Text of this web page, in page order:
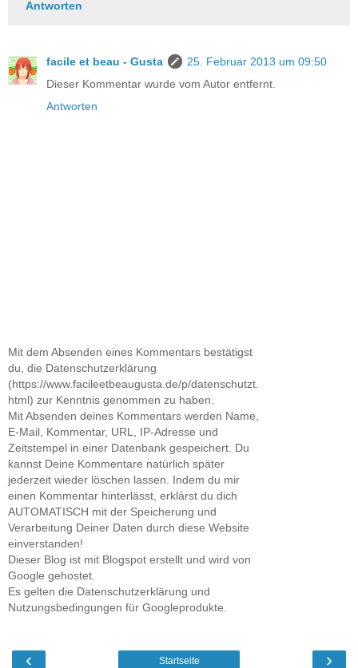
Antworten
facile et beau - Gusta
25. Februar 2013 um 09:50
Dieser Kommentar wurde vom Autor entfernt.
Antworten
Mit dem Absenden eines Kommentars bestätigst
du, die Datenschutzerklärung
(https://www.facileetbeaugusta.de/p/datenschutzt.
html) zur Kenntnis genommen zu haben.
Mit Absenden deines Kommentars werden Name,
E-Mail, Kommentar, URL, IP-Adresse und
Zeitstempel in einer Datenbank gespeichert. Du
kannst Deine Kommentare natürlich später
jederzeit wieder löschen lassen. Indem du mir
einen Kommentar hinterlässt, erklärst du dich
AUTOMATISCH mit der Speicherung und
Verarbeitung Deiner Daten durch diese Website
einverstanden!
Dieser Blog ist mit Blogspot erstellt und wird von
Google gehostet.
Es gelten die Datenschutzerklärung und
Nutzungsbedingungen für Googleprodukte.
‹ ›
Startseite